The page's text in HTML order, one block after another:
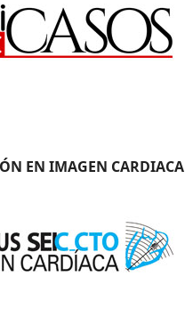
EN IMAGEN CARDIACA